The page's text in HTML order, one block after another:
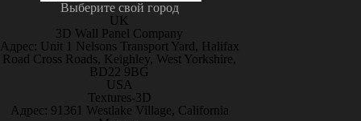
Выберите свой город
UK
3D Wall Panel Company
Адрес: Unit 1 Nelsons Transport Yard, Halifax
Road Cross Roads, Keighley, West Yorkshire,
BD22 9BG
USA
Textures-3D
Адрес: 91361 Westlake Village, California